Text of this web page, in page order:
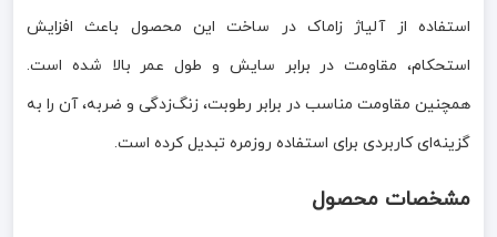
استفاده از آلیاژ زاماک در ساخت این محصول باعث افزایش
استحکام، مقاومت در برابر سایش و طول عمر بالا شده است.
همچنین مقاومت مناسب در برابر رطوبت، زنگ‌زدگی و ضربه، آن را به
گزینه‌ای کاربردی برای استفاده روزمره تبدیل کرده است.
مشخصات محصول